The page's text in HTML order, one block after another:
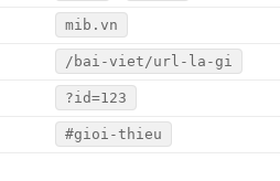
mib.vn
/bai-viet/url-la-gi
?id=123
#gioi-thieu